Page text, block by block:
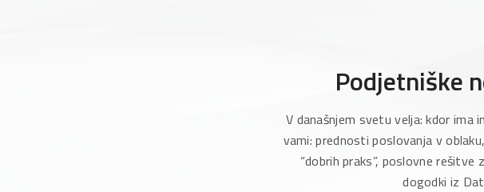
Podjetniške
V današnjem svetu velja: kdor ima
vami: prednosti poslovanja v
“dobrih praks”, poslovne
dogodki iz